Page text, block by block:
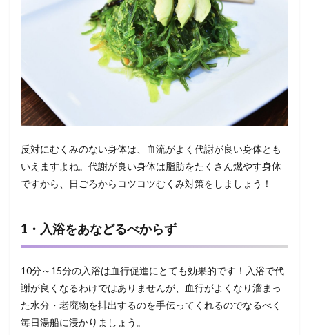
反対にむくみのない身体は、血流がよく代謝が良い身体とも
いえますよね。代謝が良い身体は脂肪をたくさん燃やす身体
ですから、日ごろからコツコツむくみ対策をしましょう！
1・入浴をあなどるべからず
10分～15分の入浴は血行促進にとても効果的です！入浴で代
謝が良くなるわけではありませんが、血行がよくなり溜まっ
た水分・老廃物を排出するのを手伝ってくれるのでなるべく
毎日湯船に浸かりましょう。